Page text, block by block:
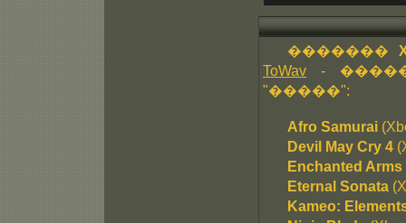
�������
ToWav -
"�����":
Afro Samurai
Devil May Cry 4
Enchanted Arms
Eternal Sonata
Kameo: